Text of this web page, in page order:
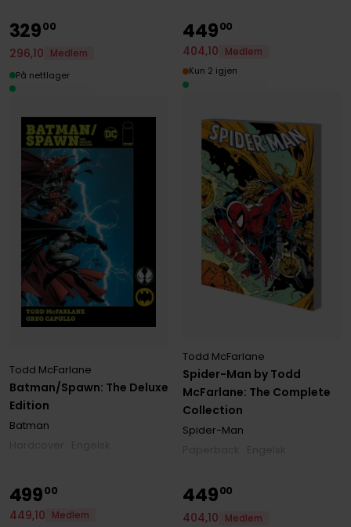
Batman/Spawn: The Deluxe
Edition
Todd McFarlane
Batman
32900
296,10
Medlem
På nettlager
Spider-Man by Todd
McFarlane: The Complete
Collection
Todd McFarlane
Spider-Man
44900
404,10
Medlem
Kun 2 igjen
49900
449,10
Medlem
44900
404,10
Medlem